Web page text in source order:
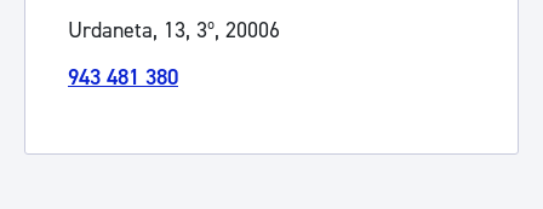
Urdaneta, 13, 3º, 20006
943 481 380